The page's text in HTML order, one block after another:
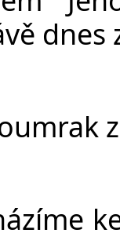
dnes